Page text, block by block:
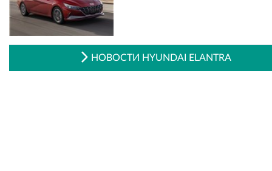
НОВОСТИ HYUNDAI ELANTRA